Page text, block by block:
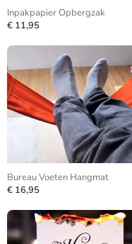
Inpakpapier Opbergzak
€ 11,95
Bureau Voeten Hangmat
€ 16,95